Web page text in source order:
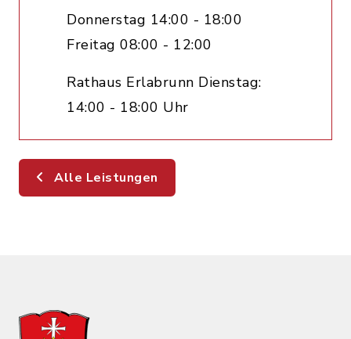
Donnerstag 14:00 - 18:00
Freitag 08:00 - 12:00
Rathaus Erlabrunn Dienstag:
14:00 - 18:00 Uhr
Alle Leistungen